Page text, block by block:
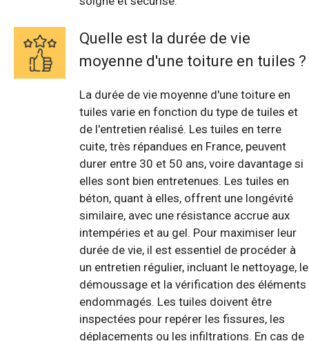
Quelle est la durée de vie
moyenne d'une toiture en tuiles ?
La durée de vie moyenne d'une toiture en
tuiles varie en fonction du type de tuiles et
de l'entretien réalisé. Les tuiles en terre
cuite, très répandues en France, peuvent
durer entre 30 et 50 ans, voire davantage si
elles sont bien entretenues. Les tuiles en
béton, quant à elles, offrent une longévité
similaire, avec une résistance accrue aux
intempéries et au gel. Pour maximiser leur
durée de vie, il est essentiel de procéder à
un entretien régulier, incluant le nettoyage, le
démoussage et la vérification des éléments
endommagés. Les tuiles doivent être
inspectées pour repérer les fissures, les
déplacements ou les infiltrations. En cas de